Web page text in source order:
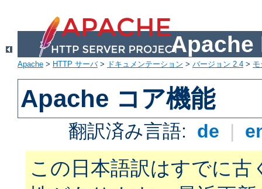
Apache
Apache > HTTP サーバ> ドキュメンテーション > バージョン 2.4 >
Apache コア機能
翻訳済み言語: de |
この日本語訳はすでに古